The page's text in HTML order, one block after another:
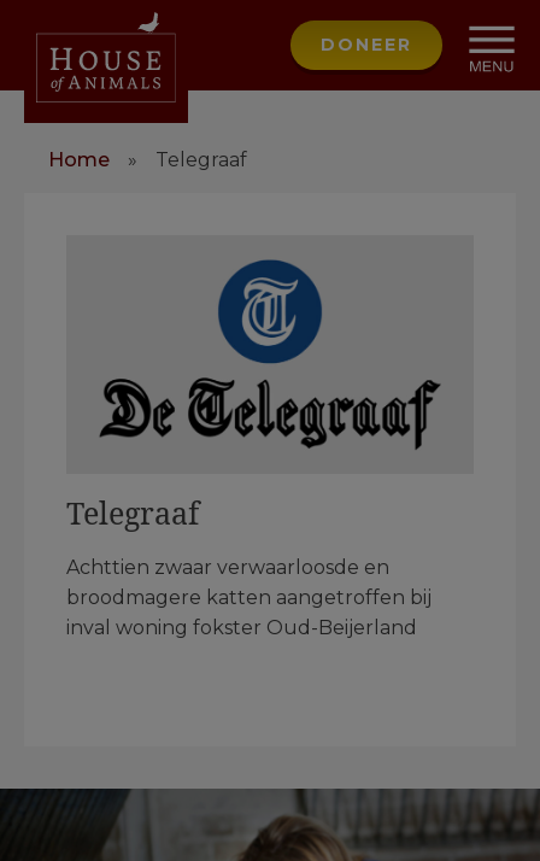
DONEER
Home » Telegraaf
Telegraaf
Achttien zwaar verwaarloosde en
broodmagere katten aangetroffen bij
inval woning fokster Oud-Beijerland